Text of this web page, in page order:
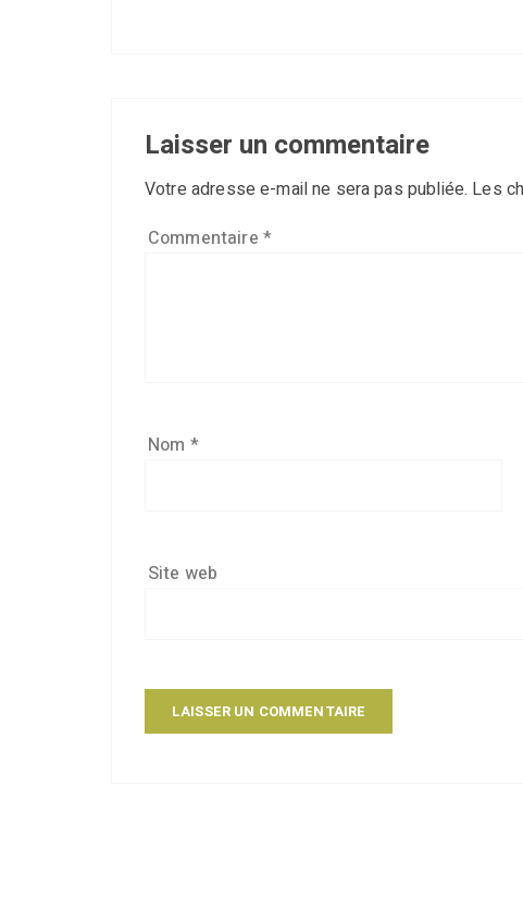
Laisser un commentaire
Votre adresse e-mail ne sera pas publiée. Les
Commentaire *
Nom *
Site web